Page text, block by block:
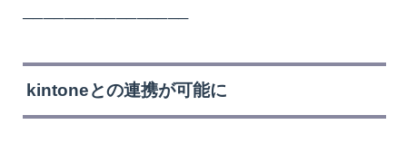
────────────────
kintoneとの連携が可能に